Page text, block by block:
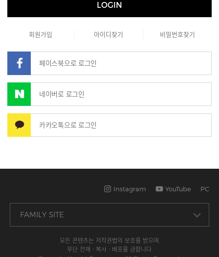
LOGIN
회원가입 아이디찾기 비밀번호찾기
페이스북으로 로그인
네이버로 로그인
카카오톡으로 로그인
Instagram YouTube PC
모든 콘텐츠는 저작권법의 보호를 받으며,
무단 전재ㆍ복사ㆍ배포를 금합니다.